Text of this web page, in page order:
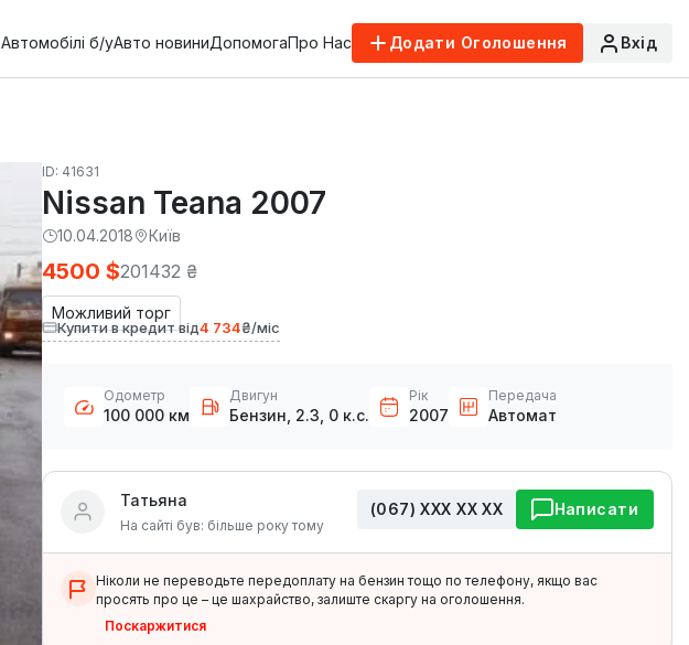
Автомобілі б/уАвто новиниДопомогаПро Нас Додати Оголошення Вхід
ID: 41631
Nissan Teana 2007
10.04.2018 Київ
Можливий торг
4500 $201432 ₴
Купити в кредит від4 734₴/міс
Одометр
100 000 км
Двигун
Бензин, 2.3, 0 к.с.
Рік
2007
Передача
Автомат
Татьяна
На сайті був: більше року тому
(067) ХХХ ХХ ХХ Написати
Ніколи не переводьте передоплату на бензин тощо по телефону, якщо вас
просять про це – це шахрайство, залиште скаргу на оголошення.
Поскаржитися